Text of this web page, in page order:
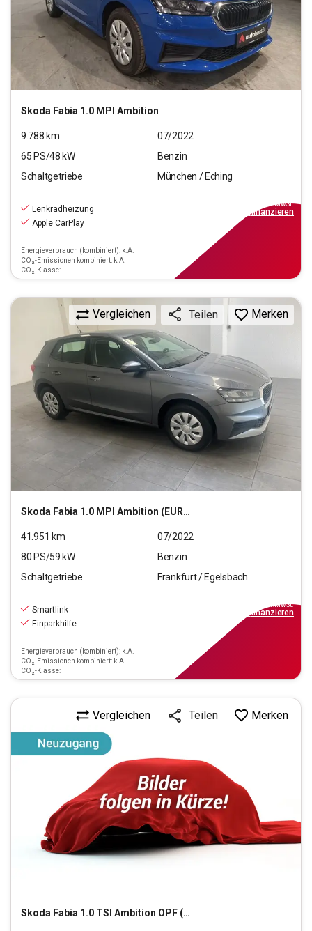
Skoda Fabia 1.0 MPI Ambition
9.788 km
07/2022
65 PS/48 kW
Benzin
Schaltgetriebe
München / Eching
Lenkradheizung
Apple CarPlay
Energieverbrauch (kombiniert): k.A.
CO₂-Emissionen kombiniert: k.A.
CO₂-Klasse:
inkl.MwSt.
finanzieren
Skoda Fabia 1.0 MPI Ambition (EURO 6d)
Vergleichen Teilen Merken
41.951 km
07/2022
80 PS/59 kW
Benzin
Schaltgetriebe
Frankfurt / Egelsbach
Smartlink
Einparkhilfe
Energieverbrauch (kombiniert): k.A.
CO₂-Emissionen kombiniert: k.A.
CO₂-Klasse:
inkl.MwSt.
finanzieren
Skoda Fabia 1.0 TSI Ambition OPF (EURO 6d)
Vergleichen Teilen Merken